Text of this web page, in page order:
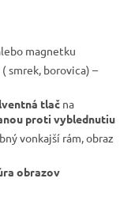
magnetku
smrek, borovica) –
tlač na
proti vyblednutiu
vonkajší rám, obraz
obrazov